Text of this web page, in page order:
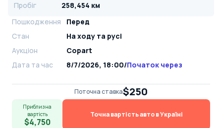
Пробіг
258,454 км
Пошкодження
Перед
Стан
На ​​ходу та русі
Аукціон
Copart
Дата та час
8/7/2026, 18:00/Початок через
Поточна ставка$250
Приблизна
вартість
$4,750
Точна вартість авто в Україні